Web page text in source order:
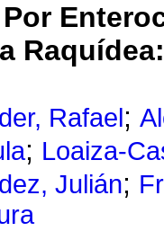
Rafael ;
; Loaiza-
Julián;